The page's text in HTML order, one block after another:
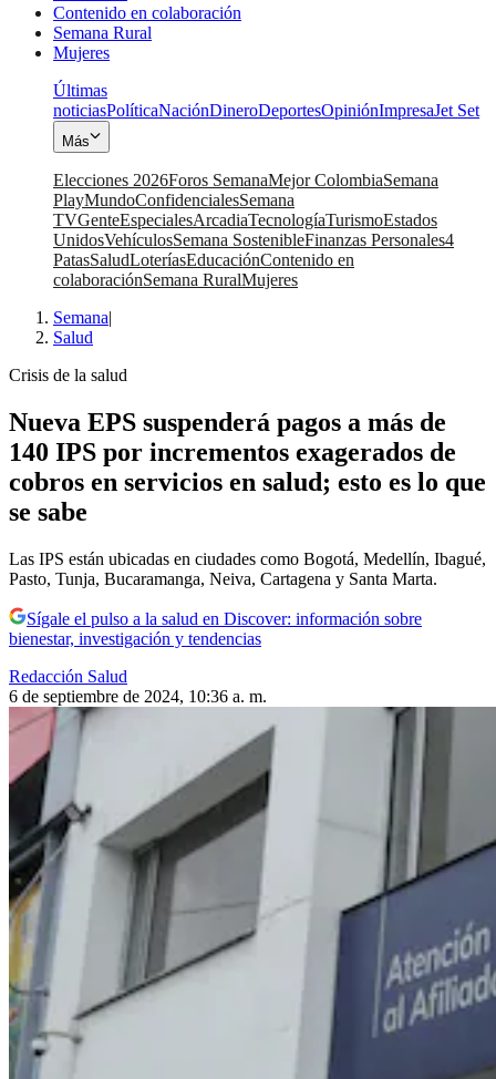
Contenido en colaboración
Semana Rural
Mujeres
Últimas
noticiasPolíticaNaciónDineroDeportesOpiniónImpresaJet Set
Más
Elecciones 2026Foros SemanaMejor ColombiaSemana
PlayMundoConfidencialesSemana
TVGenteEspecialesArcadiaTecnologíaTurismoEstados
UnidosVehículosSemana SostenibleFinanzas Personales4
PatasSaludLoteríasEducaciónContenido en
colaboraciónSemana RuralMujeres
Semana|
Salud
Crisis de la salud
Nueva EPS suspenderá pagos a más de
140 IPS por incrementos exagerados de
cobros en servicios en salud; esto es lo que
se sabe
Las IPS están ubicadas en ciudades como Bogotá, Medellín, Ibagué,
Pasto, Tunja, Bucaramanga, Neiva, Cartagena y Santa Marta.
Sígale el pulso a la salud en Discover: información sobre
bienestar, investigación y tendencias
Redacción Salud
6 de septiembre de 2024, 10:36 a. m.